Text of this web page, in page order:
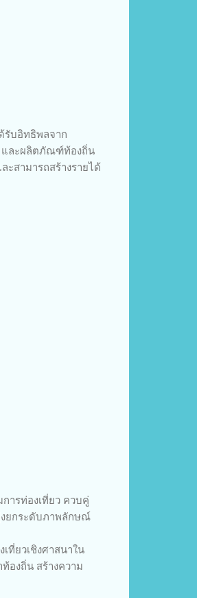
รับอิทธิพลจาก
และผลิตภัณฑ์ท้องถิ่น
สามารถสร้างรายได้
ารท่องเที่ยว ควบคู่
งยกระดับภาพลักษณ์
ที่ยวเชิงศาสนาใน
องถิ่น สร้างความ